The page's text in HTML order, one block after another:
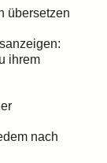
übersetzen
ihrem
nach